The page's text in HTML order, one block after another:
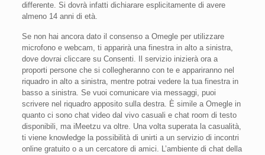
differente. Si dovrà infatti dichiarare esplicitamente di avere
almeno 14 anni di età.
Se non hai ancora dato il consenso a Omegle per utilizzare
microfono e webcam, ti apparirà una finestra in alto a sinistra,
dove dovrai cliccare su Consenti. Il servizio inizierà ora a
proporti persone che si collegheranno con te e appariranno nel
riquadro in alto a sinistra, mentre potrai vedere la tua finestra in
basso a sinistra. Se vuoi comunicare via messaggi, puoi
scrivere nel riquadro apposito sulla destra. È simile a Omegle in
quanto ci sono chat video dal vivo casuali e chat room di testo
disponibili, ma iMeetzu va oltre. Una volta superata la casualità,
ti viene knowledge la possibilità di unirti a un servizio di incontri
online gratuito o a un cercatore di amici. L’ambiente di chat della